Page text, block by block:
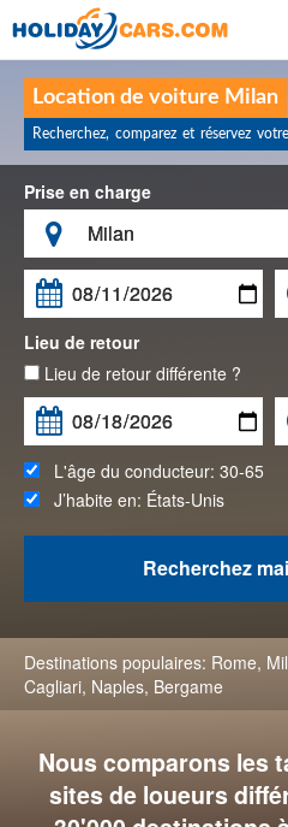
Location de voiture Milan
Recherchez, comparez et réservez
Prise en charge

Lieu de retour
Lieu de retour différente ?
L'âge du conducteur: 30-65
J’habite en: États-Unis
Recherchez
Destinations populaires: Rome,
Cagliari, Naples, Bergame
Nous comparons les
sites de loueurs